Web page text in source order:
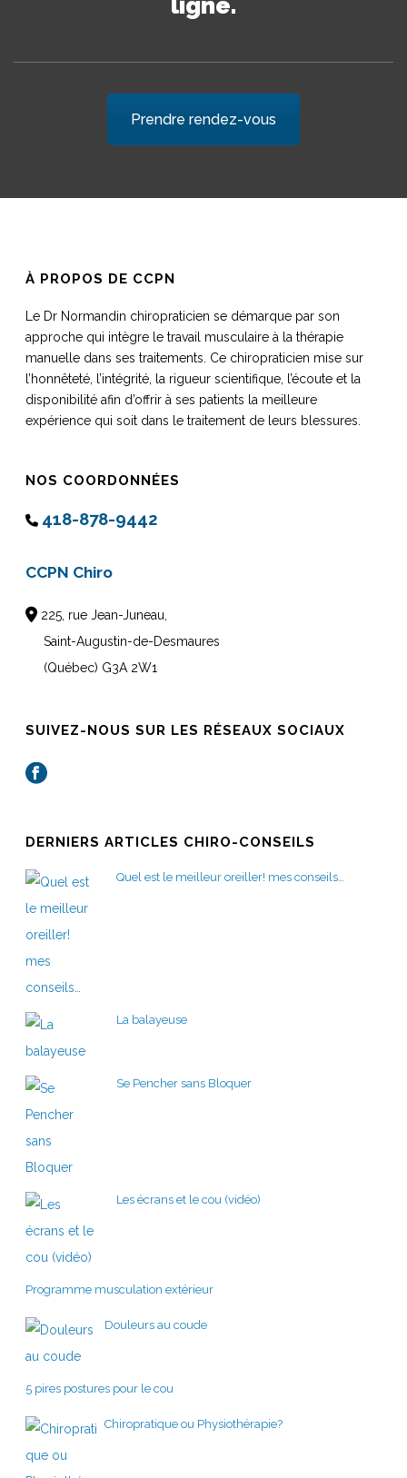
ligne.
Prendre rendez-vous
À PROPOS DE CCPN
Le Dr Normandin chiropraticien se démarque par son
approche qui intègre le travail musculaire à la thérapie
manuelle dans ses traitements. Ce chiropraticien mise sur
l’honnêteté, l’intégrité, la rigueur scientifique, l’écoute et la
disponibilité afin d’offrir à ses patients la meilleure
expérience qui soit dans le traitement de leurs blessures.
NOS COORDONNÉES
418-878-9442
CCPN Chiro
225, rue Jean-Juneau,
Saint-Augustin-de-Desmaures
(Québec) G3A 2W1
SUIVEZ-NOUS SUR LES RÉSEAUX SOCIAUX
DERNIERS ARTICLES CHIRO-CONSEILS
Quel est le meilleur oreiller! mes conseils…
La balayeuse
Se Pencher sans Bloquer
Les écrans et le cou (vidéo)
Programme musculation extérieur
Douleurs au coude
5 pires postures pour le cou
Chiropratique ou Physiothérapie?